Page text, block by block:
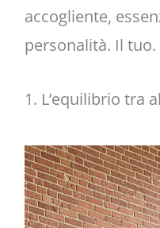
accogliente,
personalità. Il tuo.
1. L’equilibrio tra